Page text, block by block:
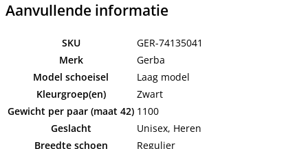
Aanvullende informatie
SKU
GER-74135041
Merk
Gerba
Model schoeisel
Laag model
Kleurgroep(en)
Zwart
Gewicht per paar (maat 42) 1100
Geslacht
Unisex, Heren
Breedte schoen
Regulier